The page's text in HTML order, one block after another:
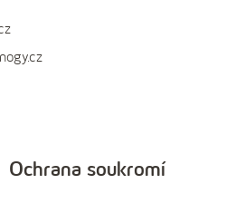
Ochrana soukromí